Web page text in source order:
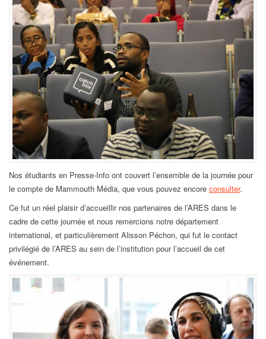
Nos étudiants en Presse-Info ont couvert l’ensemble de la journée pour
le compte de Mammouth Média, que vous pouvez encore consulter.
Ce fut un réel plaisir d’accueillir nos partenaires de l’ARES dans le
cadre de cette journée et nous remercions notre département
international, et particulièrement Alisson Péchon, qui fut le contact
privilégié de l’ARES au sein de l’institution pour l’accueil de cet
événement.